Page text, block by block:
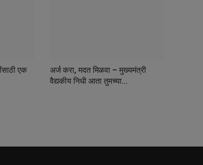
एक
अर्ज करा, मदत मिळवा – मुख्यमंत्री
वैद्यकीय निधी आता तुमच्या...